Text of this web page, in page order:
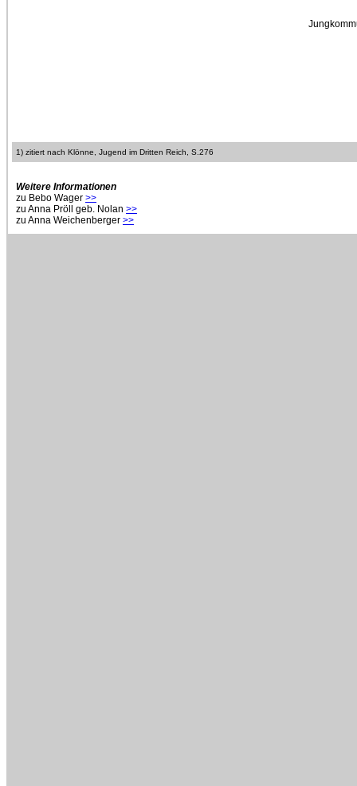
1) zitiert nach Klönne, Jugend im Dritten Reich, S.276
Weitere Informationen
zu Bebo Wager >>
zu Anna Pröll geb. Nolan >>
zu Anna Weichenberger >>